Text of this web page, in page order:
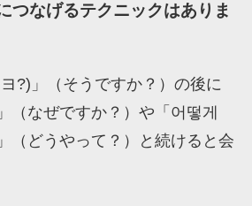
つなげるテクニックはありま
?)」（そうですか？）の後に
（なぜですか？）や「어떻게
（どうやって？）と続けると会